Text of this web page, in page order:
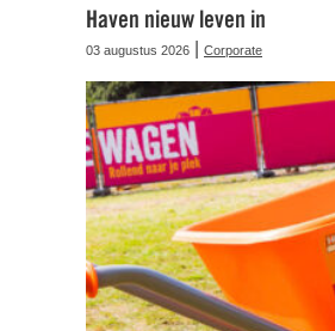
Haven nieuw leven in
03 augustus 2026 Corporate